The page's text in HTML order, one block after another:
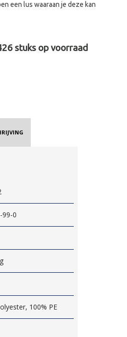
een lus waaraan je deze kan
stuks op voorraad
99-0
100% PE